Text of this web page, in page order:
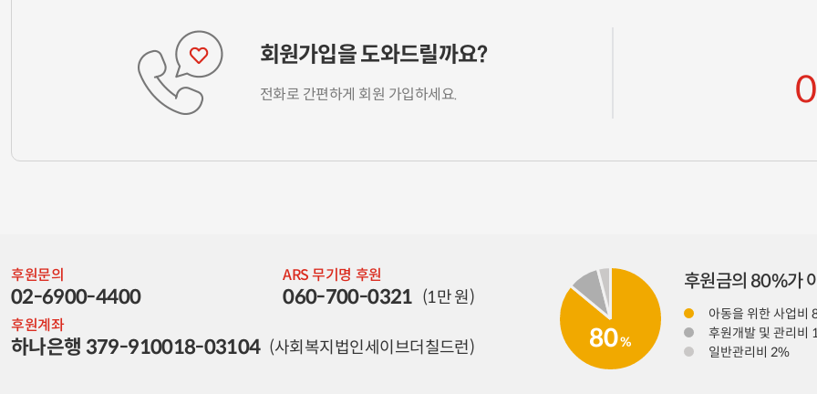
회원가입을 도와드릴까요?
전화로 간편하게 회원 가입하세요.
후원문의
02-6900-4400
ARS 무기명 후원
060-700-0321 (1만 원)
후원계좌
하나은행 379-910018-03104 (사회복지법인세이브더칠드런) 80%
후원금의 80%가
아동을 위한 사업비
후원개발 및 관리비
일반관리비 2%